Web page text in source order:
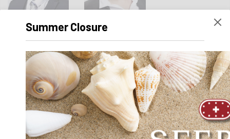
销售管理与市场
销售管理
Summer Closure